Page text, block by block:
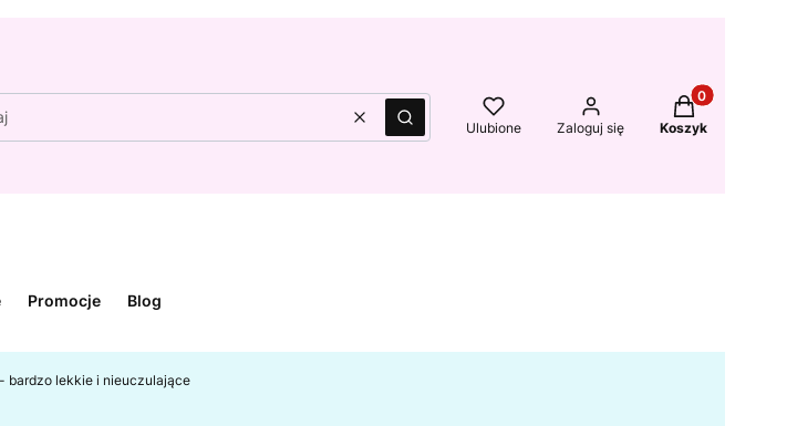
WyczyśćSzukaj Ulubione Zaloguj się
Produkty w
Koszyk
Promocje Blog
bardzo lekkie i nieuczulające